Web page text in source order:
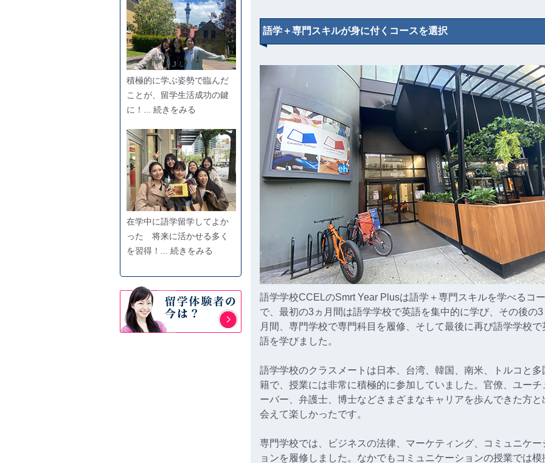
積極的に学ぶ姿勢で臨んだ
ことが、留学生活成功の鍵
に！... 続きをみる
在学中に語学留学してよか
った 将来に活かせる多く
を習得！... 続きをみる
語学＋専門スキルが身に付くコースを選択
語学学校CCELのSmrt Year Plusは語学＋専門スキルを学べるコ
で、最初の3ヵ月間は語学学校で英語を集中的に学び、その後の3
月間、専門学校で専門科目を履修、そして最後に再び語学学校で
語を学びました。
語学学校のクラスメートは日本、台湾、韓国、南米、トルコと多
籍で、授業には非常に積極的に参加していました。官僚、ユーチ
ーバー、弁護士、博士などさまざまなキャリアを歩んできた方と
会えて楽しかったです。
専門学校では、ビジネスの法律、マーケティング、コミュニケー
ョンを履修しました。なかでもコミュニケーションの授業では模